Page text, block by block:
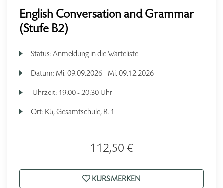
English Conversation and Grammar
(Stufe B2)
Status:Anmeldung in die Warteliste
Datum: Mi. 09.09.2026 - Mi. 09.12.2026
Uhrzeit: 19:00 - 20:30 Uhr
Ort: Kü, Gesamtschule, R. 1
112,50 €
KURS MERKEN